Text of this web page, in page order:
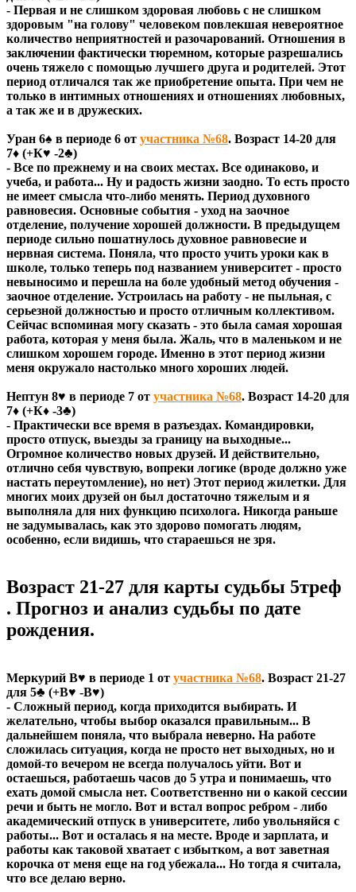
- Первая и не слишком здоровая любовь с не слишком
здоровым "на голову" человеком повлекшая невероятное
количество неприятностей и разочарований. Отношения в
заключении фактически тюремном, которые разрешались
очень тяжело с помощью лучшего друга и родителей. Этот
период отличался так же приобретение опыта. При чем не
только в интимных отношениях и отношениях любовных,
а так же и в дружеских.
Уран 6♠ в периоде 6 от участника №68. Возраст 14-20 для
7♦ (+К♥ -2♣)
- Все по прежнему и на своих местах. Все одинаково, и
учеба, и работа... Ну и радость жизни заодно. То есть просто
не имеет смысла что-либо менять. Период духовного
равновесия. Основные события - уход на заочное
отделение, получение хорошей должности. В предыдущем
периоде сильно пошатнулось духовное равновесие и
нервная система. Поняла, что просто учить уроки как в
школе, только теперь под названием университет - просто
невыносимо и перешла на боле удобный метод обучения -
заочное отделение. Устроилась на работу - не пыльная, с
серьезной должностью и просто отличным коллективом.
Сейчас вспоминая могу сказать - это была самая хорошая
работа, которая у меня была. Жаль, что в маленьком и не
слишком хорошем городе. Именно в этот период жизни
меня окружало настолько много хороших людей.
Нептун 8♥ в периоде 7 от участника №68. Возраст 14-20 для
7♦ (+К♦ -3♣)
- Практически все время в разъездах. Командировки,
просто отпуск, выезды за границу на выходные...
Огромное количество новых друзей. И действительно,
отлично себя чувствую, вопреки логике (вроде должно уже
настать переутомление), но нет) Этот период жилетки. Для
многих моих друзей он был достаточно тяжелым и я
выполняла для них функцию психолога. Никогда раньше
не задумывалась, как это здорово помогать людям,
особенно, если видишь, что стараешься не зря.
Возраст 21-27 для карты судьбы 5треф
. Прогноз и анализ судьбы по дате
рождения.
Меркурий В♥ в периоде 1 от участника №68. Возраст 21-27
для 5♣ (+В♥ -В♥)
- Сложный период, когда приходится выбирать. И
желательно, чтобы выбор оказался правильным... В
дальнейшем поняла, что выбрала неверно. На работе
сложилась ситуация, когда не просто нет выходных, но и
домой-то вечером не всегда получалось уйти. Вот и
остаешься, работаешь часов до 5 утра и понимаешь, что
ехать домой смысла нет. Соответственно ни о какой сессии
речи и быть не могло. Вот и встал вопрос ребром - либо
академический отпуск в университете, либо увольняйся с
работы... Вот и осталась я на месте. Вроде и зарплата, и
работы как таковой хватает с избытком, а вот заветная
корочка от меня еще на год убежала... Но тогда я считала,
что все делаю верно.